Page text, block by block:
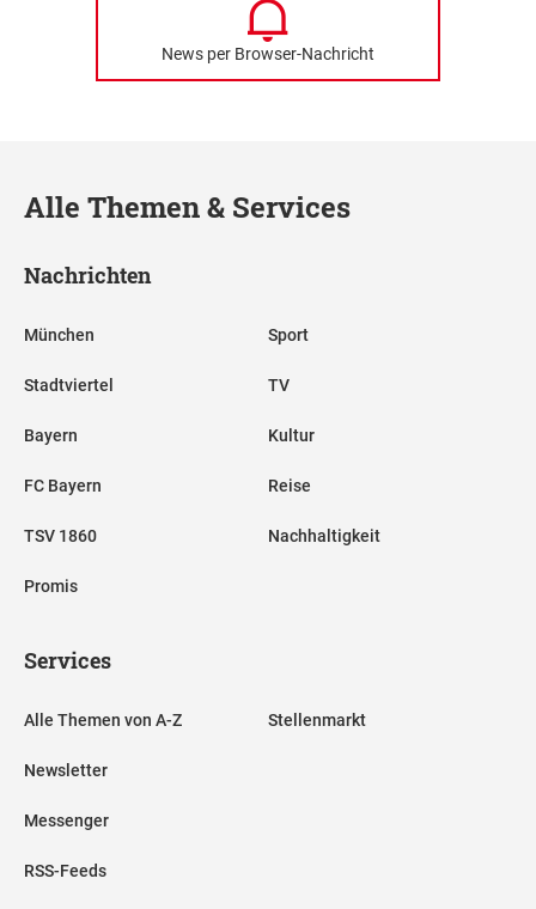
News per Browser-Nachricht
Alle Themen & Services
Nachrichten
München
Stadtviertel
Bayern
FC Bayern
TSV 1860
Promis
Sport
TV
Kultur
Reise
Nachhaltigkeit
Services
Alle Themen von A-Z
Newsletter
Messenger
RSS-Feeds
Stellenmarkt